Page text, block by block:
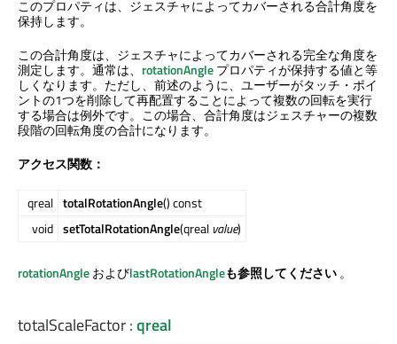
このプロパティは、ジェスチャによってカバーされる合計角度を
保持します。
この合計角度は、ジェスチャによってカバーされる完全な角度を
測定します。通常は、 rotationAngleプロパティが保持する値と等
しくなります。ただし、前述のように、ユーザーがタッチ・ポイ
ントの1つを削除して再配置することによって複数の回転を実行
する場合は例外です。この場合、合計角度はジェスチャーの複数
段階の回転角度の合計になります。
アクセス関数：
qreal totalRotationAngle() const
void setTotalRotationAngle(qreal value)
rotationAngleおよびlastRotationAngleも参照してください。
totalScaleFactor:qreal